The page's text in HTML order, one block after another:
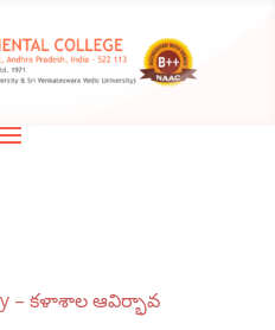
– కళాశాల ఆవిర్భావ